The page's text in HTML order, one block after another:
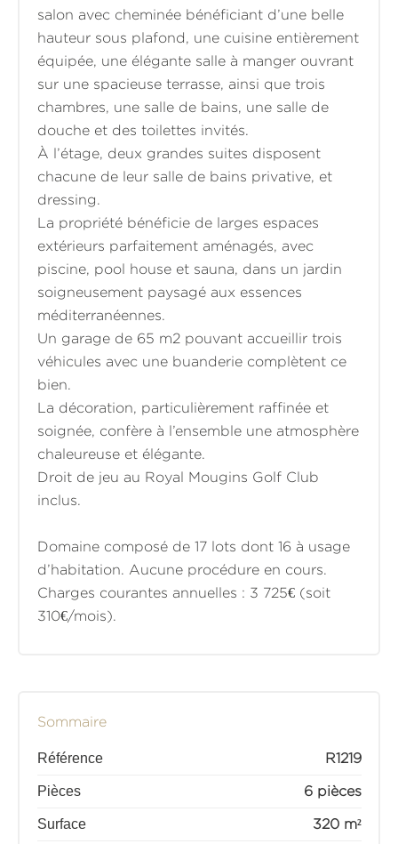
salon avec cheminée bénéficiant d’une belle
hauteur sous plafond, une cuisine entièrement
équipée, une élégante salle à manger ouvrant
sur une spacieuse terrasse, ainsi que trois
chambres, une salle de bains, une salle de
douche et des toilettes invités.
À l’étage, deux grandes suites disposent
chacune de leur salle de bains privative, et
dressing.
La propriété bénéficie de larges espaces
extérieurs parfaitement aménagés, avec
piscine, pool house et sauna, dans un jardin
soigneusement paysagé aux essences
méditerranéennes.
Un garage de 65 m2 pouvant accueillir trois
véhicules avec une buanderie complètent ce
bien.
La décoration, particulièrement raffinée et
soignée, confère à l’ensemble une atmosphère
chaleureuse et élégante.
Droit de jeu au Royal Mougins Golf Club
inclus.
Domaine composé de 17 lots dont 16 à usage
d’habitation. Aucune procédure en cours.
Charges courantes annuelles : 3 725€ (soit
310€/mois).
Sommaire
Référence R1219
Pièces 6 pièces
Surface 320 m²